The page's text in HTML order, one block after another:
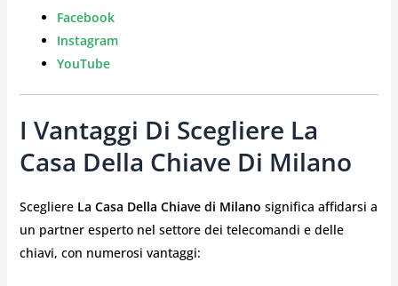
Facebook
Instagram
YouTube
I Vantaggi Di Scegliere La
Casa Della Chiave Di Milano
Scegliere La Casa Della Chiave di Milano significa affidarsi a
un partner esperto nel settore dei telecomandi e delle
chiavi, con numerosi vantaggi: